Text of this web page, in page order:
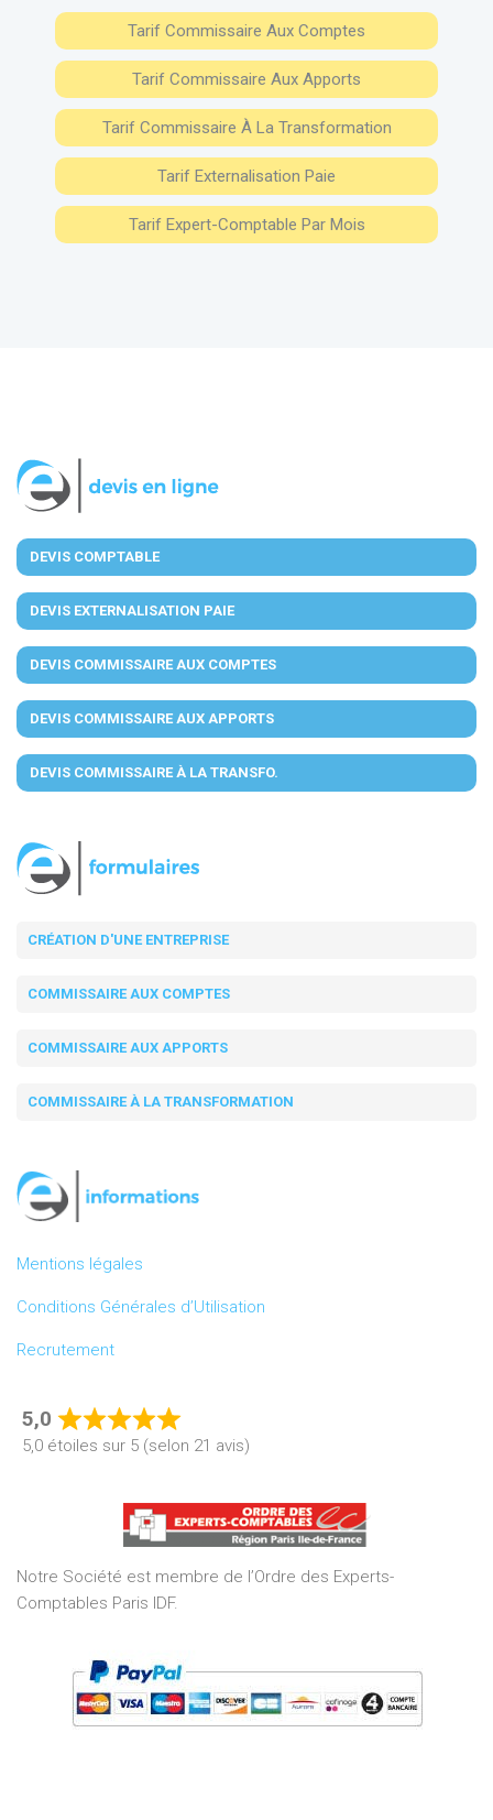
Tarif Commissaire Aux Comptes
Tarif Commissaire Aux Apports
Tarif Commissaire À La Transformation
Tarif Externalisation Paie
Tarif Expert-Comptable Par Mois
DEVIS COMPTABLE
DEVIS EXTERNALISATION PAIE
DEVIS COMMISSAIRE AUX COMPTES
DEVIS COMMISSAIRE AUX APPORTS
DEVIS COMMISSAIRE À LA TRANSFO.
CRÉATION D'UNE ENTREPRISE
COMMISSAIRE AUX COMPTES
COMMISSAIRE AUX APPORTS
COMMISSAIRE À LA TRANSFORMATION
Mentions légales
Conditions Générales d’Utilisation
Recrutement
5,0
Rated
5,0
of
5
5,0 étoiles sur 5 (selon 21 avis)
Notre Société est membre de l’Ordre des Experts-
Comptables Paris IDF.